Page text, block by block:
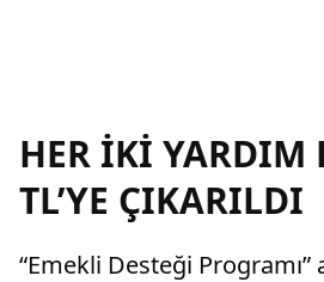
HER İKİ YARDIM
TL’YE ÇIKARILDI
“Emekli Desteği Programı”